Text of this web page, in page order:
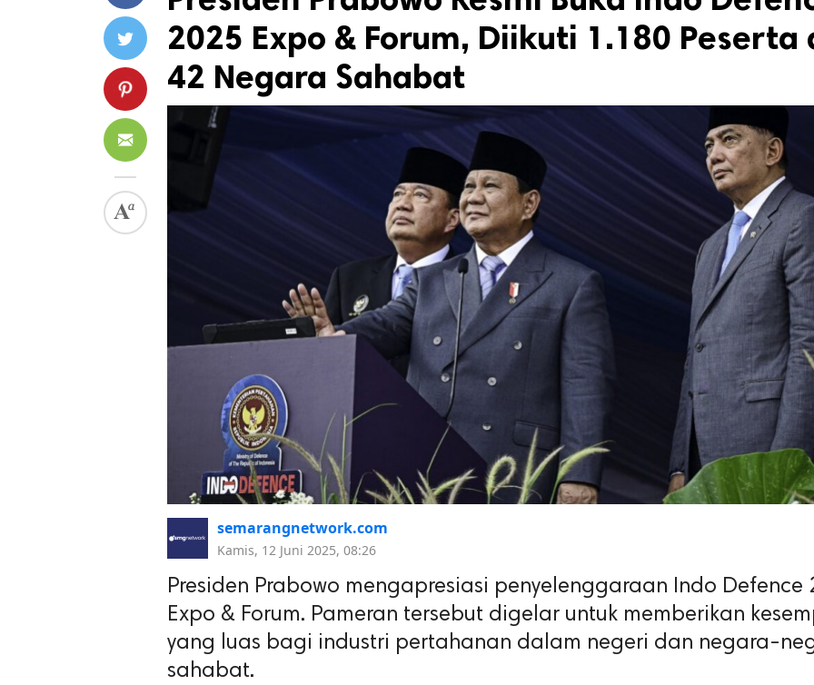
2025 Expo & Forum, Diikuti 1.180 Peserta
42 Negara Sahabat
semarangnetwork.com
Kamis, 12 Juni 2025, 08:26
Presiden Prabowo mengapresiasi penyelenggaraan Indo Defence
Expo & Forum. Pameran tersebut digelar untuk memberikan
yang luas bagi industri pertahanan dalam negeri dan negara-
sahabat.